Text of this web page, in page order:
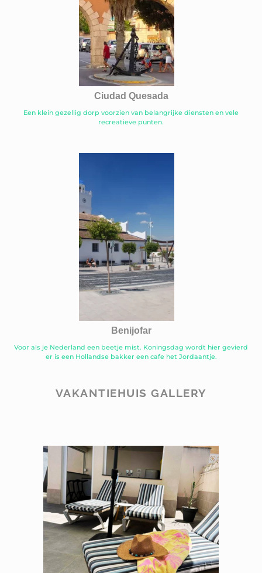
Ciudad Quesada
Een klein gezellig dorp voorzien van belangrijke diensten en vele
recreatieve punten.
Benijofar
Voor als je Nederland een beetje mist. Koningsdag wordt hier gevierd
er is een Hollandse bakker een cafe het Jordaantje.
VAKANTIEHUIS GALLERY